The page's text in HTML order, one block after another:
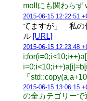
mollにも関わら
2015-06-15 12:22:51
てますが」 私の
ル [URL]
2015-06-15 12:23:48
「
2015-06-15 13:06:15
の全カテゴリーで